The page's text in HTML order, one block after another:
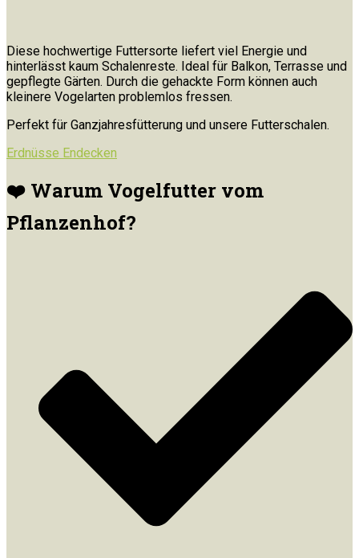
Diese hochwertige Futtersorte liefert viel Energie und
hinterlässt kaum Schalenreste. Ideal für Balkon, Terrasse und
gepflegte Gärten. Durch die gehackte Form können auch
kleinere Vogelarten problemlos fressen.
Perfekt für Ganzjahresfütterung und unsere Futterschalen.
Erdnüsse Endecken
❤️ Warum Vogelfutter vom
Pflanzenhof?